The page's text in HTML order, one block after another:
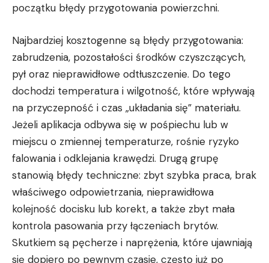
początku błędy przygotowania powierzchni.
Najbardziej kosztogenne są błędy przygotowania:
zabrudzenia, pozostałości środków czyszczących,
pył oraz nieprawidłowe odtłuszczenie. Do tego
dochodzi temperatura i wilgotność, które wpływają
na przyczepność i czas „układania się” materiału.
Jeżeli aplikacja odbywa się w pośpiechu lub w
miejscu o zmiennej temperaturze, rośnie ryzyko
falowania i odklejania krawędzi. Drugą grupę
stanowią błędy techniczne: zbyt szybka praca, brak
właściwego odpowietrzania, nieprawidłowa
kolejność docisku lub korekt, a także zbyt mała
kontrola pasowania przy łączeniach brytów.
Skutkiem są pęcherze i naprężenia, które ujawniają
się dopiero po pewnym czasie, często już po